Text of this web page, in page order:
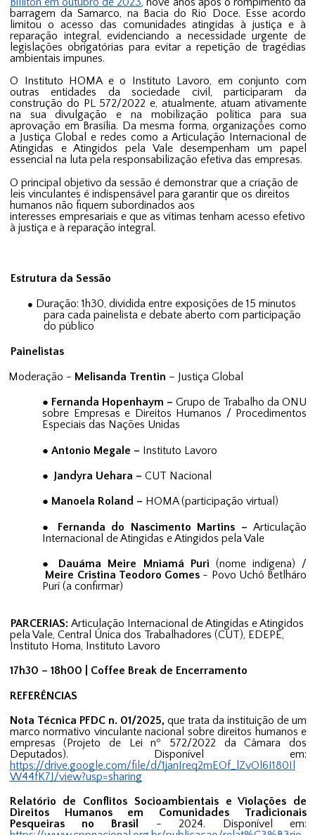
barragem da Samarco, na Bacia do Rio Doce. Esse acordo
limitou o acesso das comunidades atingidas à justiça e à
reparação integral, evidenciando a necessidade urgente de
legislações obrigatórias para evitar a repetição de tragédias
ambientais impunes.
O Instituto HOMA e o Instituto Lavoro, em conjunto com
outras entidades da sociedade civil, participaram da
construção do PL 572/2022 e, atualmente, atuam ativamente
na sua divulgação e na mobilização política para sua
aprovação em Brasília. Da mesma forma, organizações como
a Justiça Global e redes como a Articulação Internacional de
Atingidas e Atingidos pela Vale desempenham um papel
essencial na luta pela responsabilização efetiva das empresas.
O principal objetivo da sessão é demonstrar que a criação de
leis vinculantes é indispensável para garantir que os direitos
humanos não fiquem subordinados aos
interesses empresariais e que as vítimas tenham acesso efetivo
à justiça e à reparação integral.
Estrutura da Sessão
● Duração: 1h30, dividida entre exposições de 15 minutos
para cada painelista e debate aberto com participação
do público
Painelistas
Moderação - Melisanda Trentin – Justiça Global
Fernanda Hopenhaym – Grupo de Trabalho da ONU
sobre Empresas e Direitos Humanos / Procedimentos
Especiais das Nações Unidas
Antonio Megale – Instituto Lavoro
Jandyra Uehara – CUT Nacional
Manoela Roland – HOMA (participação virtual)
Fernanda do Nascimento Martins –Articulação
Internacional de Atingidas e Atingidos pela Vale
Dauáma Meire Mniamá Puri (nome indígena) /
Meire Cristina Teodoro Gomes - Povo Uchô Betlháro
Purí (a confirmar)
PARCERIAS: Articulação Internacional de Atingidas e Atingidos
pela Vale, Central Única dos Trabalhadores (CUT), EDEPE,
Instituto Homa, Instituto Lavoro
17h30 – 18h00 | Coffee Break de Encerramento
REFERÊNCIAS
Nota Técnica PFDC n. 01/2025, que trata da instituição de um
marco normativo vinculante nacional sobre direitos humanos e
empresas (Projeto de Lei nº 572/2022 da Câmara dos
Deputados). Disponível em:
https://drive.google.com/file/d/1janIreq2mEOf_lZvOl6I180Il
W44fK7J/view?usp=sharing
Relatório de Conflitos Socioambientais e Violações de
Direitos Humanos em Comunidades Tradicionais
Pesqueiras no Brasil - 2024. Disponível em: